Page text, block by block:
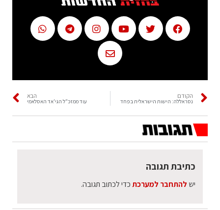
הקודם
נסראללה: הישות הישראלית בפחד
הבא
עוד ממזכ"ל הגי'אד האסלאמי
כתיבת תגובה
יש להתחבר למערכתכדי לכתוב תגובה.